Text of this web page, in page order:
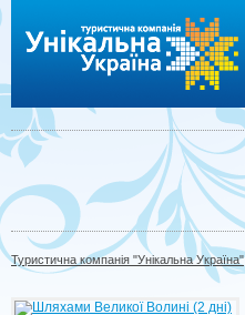
Туристична компанія "Унікальна Україна"